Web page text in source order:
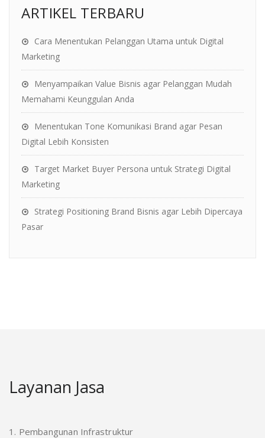
ARTIKEL TERBARU
Cara Menentukan Pelanggan Utama untuk Digital
Marketing
Menyampaikan Value Bisnis agar Pelanggan Mudah
Memahami Keunggulan Anda
Menentukan Tone Komunikasi Brand agar Pesan
Digital Lebih Konsisten
Target Market Buyer Persona untuk Strategi Digital
Marketing
Strategi Positioning Brand Bisnis agar Lebih Dipercaya
Pasar
Layanan Jasa
1. Pembangunan Infrastruktur